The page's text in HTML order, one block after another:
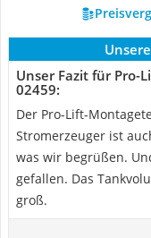
Unser Fazit für Pro-
02459:
Der Pro-Lift-
Stromerzeuger ist
was wir begrüßen.
gefallen. Das
groß.